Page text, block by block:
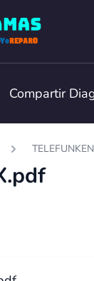
Compartir
TELEFUNKEN